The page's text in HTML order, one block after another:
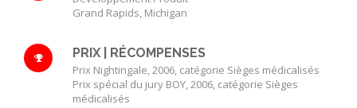
Grand Rapids, Michigan
PRIX | RÉCOMPENSES
Prix Nightingale, 2006, catégorie Sièges médicalisés
Prix spécial du jury BOY, 2006, catégorie Sièges
médicalisés